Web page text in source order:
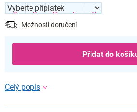
Možnosti doručení
Přidat do